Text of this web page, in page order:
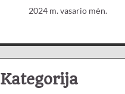
2024 m. vasario mėn.
Kategorija